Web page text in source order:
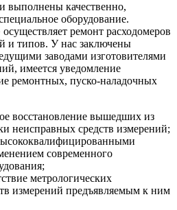
выполнены качественно,
оборудование.
ремонт расходомеров
и типов. У нас заключены
заводами изготовителями
имеется уведомление
ремонтных, пуско-наладочных
восстановление вышедших из
неисправных средств измерений;
современного
метрологических
измерений предъявляемым к ним